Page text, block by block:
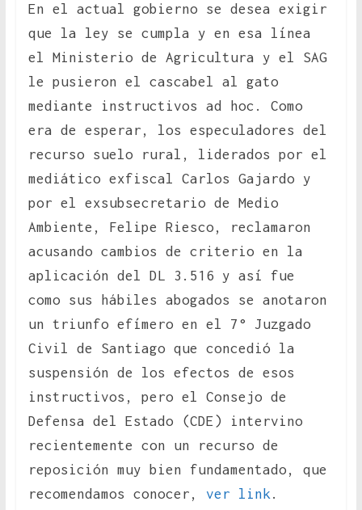
En el actual gobierno se desea exigir
que la ley se cumpla y en esa línea
el Ministerio de Agricultura y el SAG
le pusieron el cascabel al gato
mediante instructivos ad hoc. Como
era de esperar, los especuladores del
recurso suelo rural, liderados por el
mediático exfiscal Carlos Gajardo y
por el exsubsecretario de Medio
Ambiente, Felipe Riesco, reclamaron
acusando cambios de criterio en la
aplicación del DL 3.516 y así fue
como sus hábiles abogados se anotaron
un triunfo efímero en el 7° Juzgado
Civil de Santiago que concedió la
suspensión de los efectos de esos
instructivos, pero el Consejo de
Defensa del Estado (CDE) intervino
recientemente con un recurso de
reposición muy bien fundamentado, que
recomendamos conocer, ver link.